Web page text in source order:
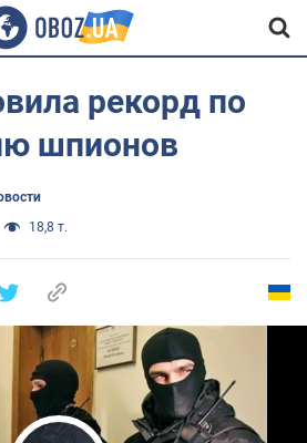
рекорд по
шпионов
18,8 т.